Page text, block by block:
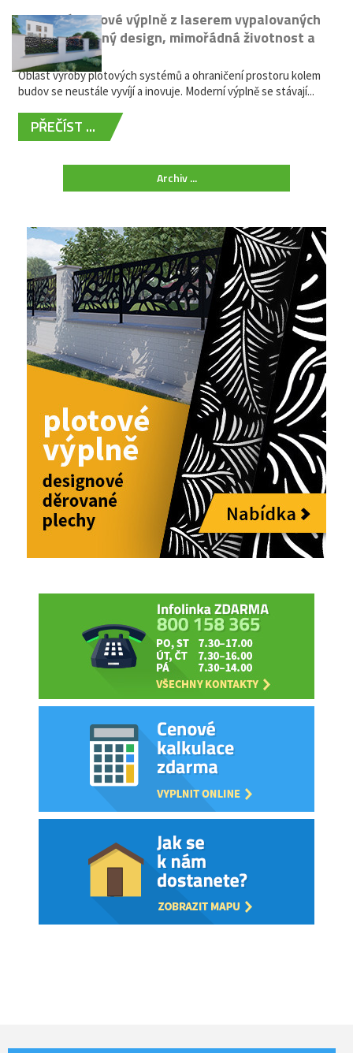
Moderní plotové výplně z laserem vypalovaných
kovů: výjimečný design, mimořádná životnost a
žádná údržba
Oblast výroby plotových systémů a ohraničení prostoru kolem
budov se neustále vyvíjí a inovuje. Moderní výplně se stávají...
PŘEČÍST ...
Archiv ...